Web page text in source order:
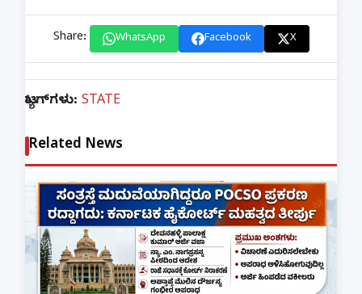
Share: WhatsApp Facebook X
ಟ್ಯಾಗ್‌ಗಳು: STATE
Related News